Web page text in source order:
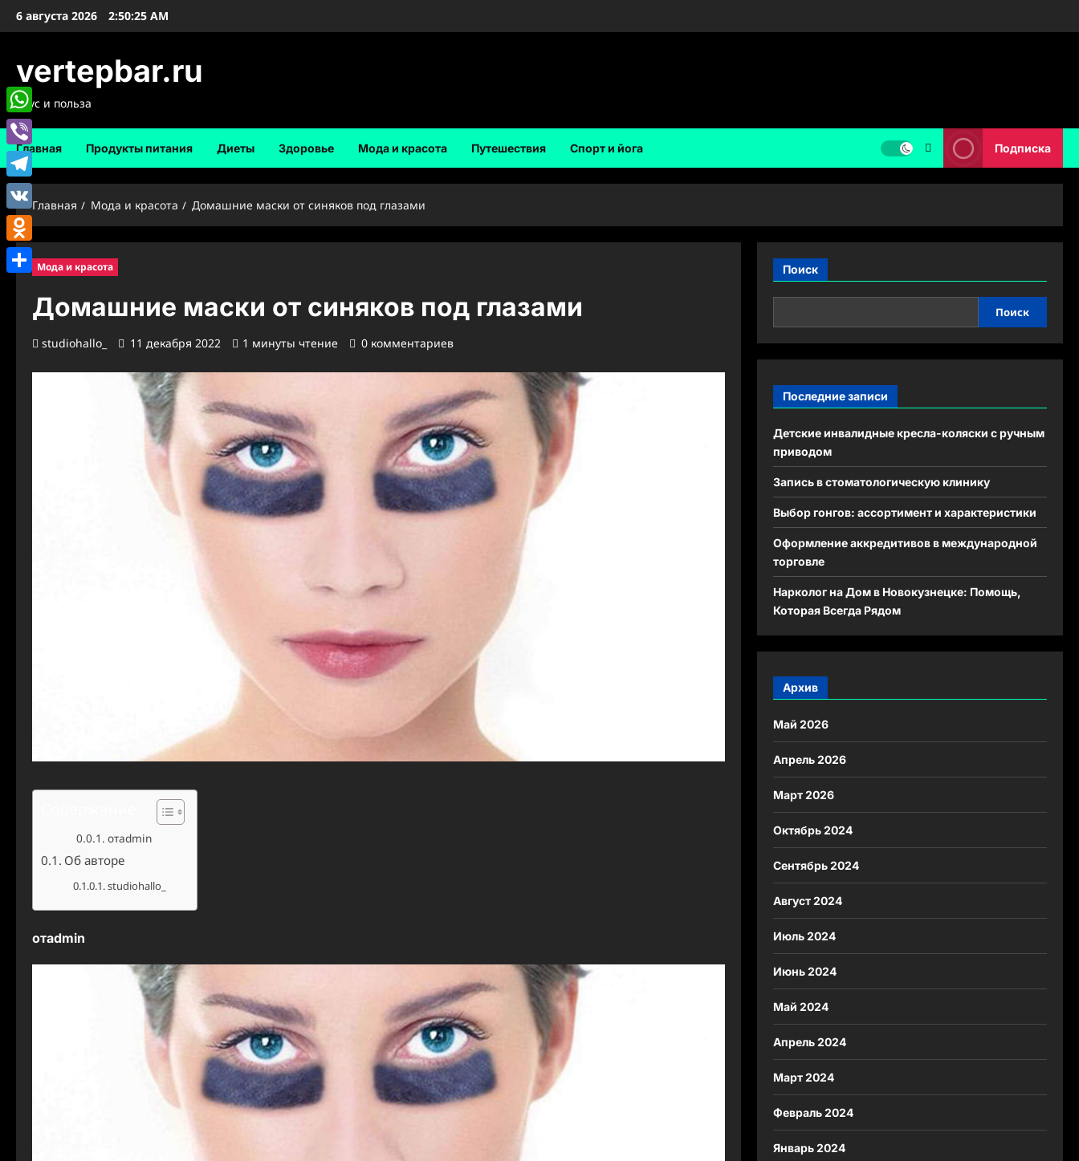
Перейти
6 августа 2026 2:50:26 AM
vertepbar.ru
Вкус и польза
Главная Продукты питания Диеты Здоровье Мода и красота Путешествия Спорт и йога Подписка
Главная Мода и красота Домашние маски от синяков под глазами
Мода и красота
Домашние маски от синяков под глазами
studiohallo_ 11 декабря 2022 1 минуты чтение 0 комментариев
отadmin
Об авторе
studiohallo_
отadmin
Поиск
Поиск
Последние записи
Детские инвалидные кресла-коляски с ручным
приводом
Запись в стоматологическую клинику
Выбор гонгов: ассортимент и характеристики
Оформление аккредитивов в международной
торговле
Нарколог на Дом в Новокузнецке: Помощь,
Которая Всегда Рядом
Архив
Май 2026
Апрель 2026
Март 2026
Октябрь 2024
Сентябрь 2024
Август 2024
Июль 2024
Июнь 2024
Май 2024
Апрель 2024
Март 2024
Февраль 2024
Январь 2024
WhatsApp
Viber
Telegram
VK
Odnoklassniki